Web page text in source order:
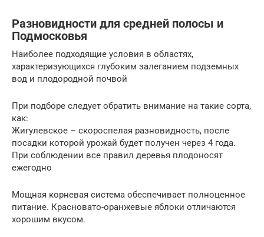
Разновидности для средней полосы и
Подмосковья
Наиболее подходящие условия в областях,
характеризующихся глубоким залеганием подземных
вод и плодородной почвой
При подборе следует обратить внимание на такие сорта,
как:
Жигулевское – скороспелая разновидность, после
посадки которой урожай будет получен через 4 года.
При соблюдении все правил деревья плодоносят
ежегодно
Мощная корневая система обеспечивает полноценное
питание. Красновато-оранжевые яблоки отличаются
хорошим вкусом.